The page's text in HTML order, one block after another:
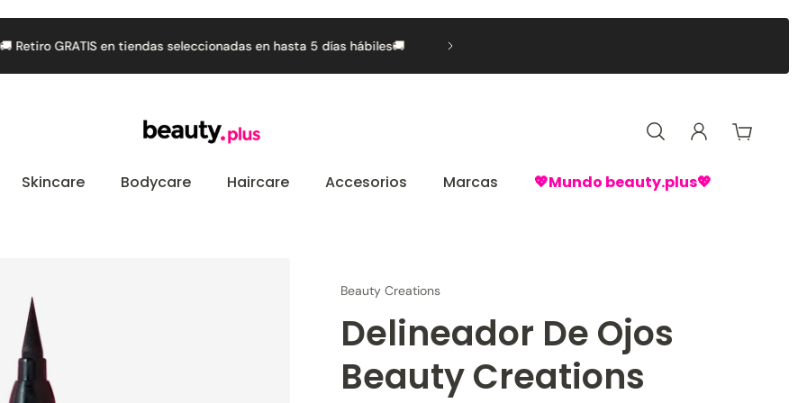
🚚 Retiro GRATIS en tiendas seleccionadas en hasta 5 días hábiles🚚
Skincare Bodycare Haircare Accesorios Marcas 💖Mundo beauty.plus💖
Beauty Creations
Delineador De Ojos
Beauty Creations